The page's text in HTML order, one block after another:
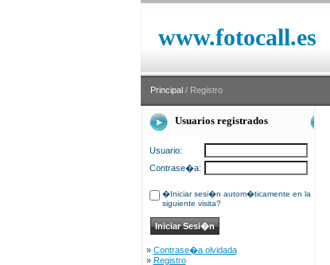
www.fotocall.es
Principal / Registro
Usuarios registrados
Usuario:
Contrase�a:
�Iniciar sesi�n autom�ticamente en la
siguiente visita?
» Contrase�a olvidada
» Registro